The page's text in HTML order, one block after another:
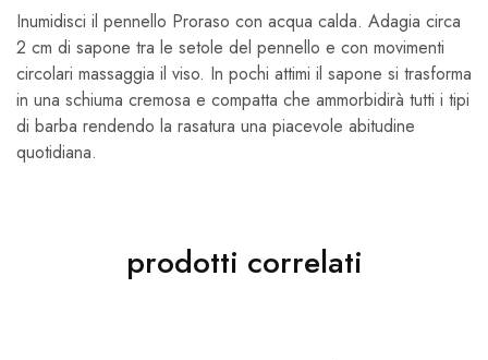
Inumidisci il pennello Proraso con acqua calda. Adagia circa
2 cm di sapone tra le setole del pennello e con movimenti
circolari massaggia il viso. In pochi attimi il sapone si trasforma
in una schiuma cremosa e compatta che ammorbidirà tutti i tipi
di barba rendendo la rasatura una piacevole abitudine
quotidiana.
prodotti correlati